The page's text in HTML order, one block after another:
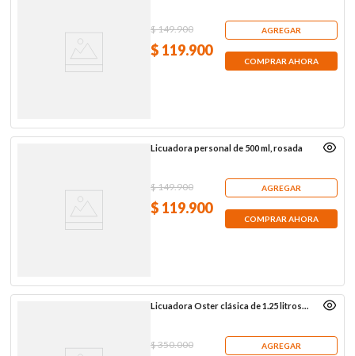
$149.900
$ 119.900
AGREGAR
COMPRAR AHORA
Licuadora personal de 500 ml, rosada
$149.900
$ 119.900
AGREGAR
COMPRAR AHORA
Licuadora Oster clásica de 1.25 litros,
$350.000 AGREGAR